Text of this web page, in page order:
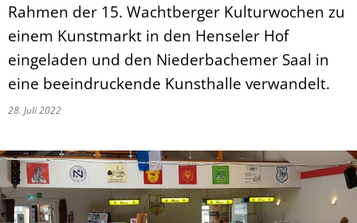
Rahmen der 15. Wachtberger Kulturwochen zu
einem Kunstmarkt in den Henseler Hof
eingeladen und den Niederbachemer Saal in
eine beeindruckende Kunsthalle verwandelt.
28. Juli 2022